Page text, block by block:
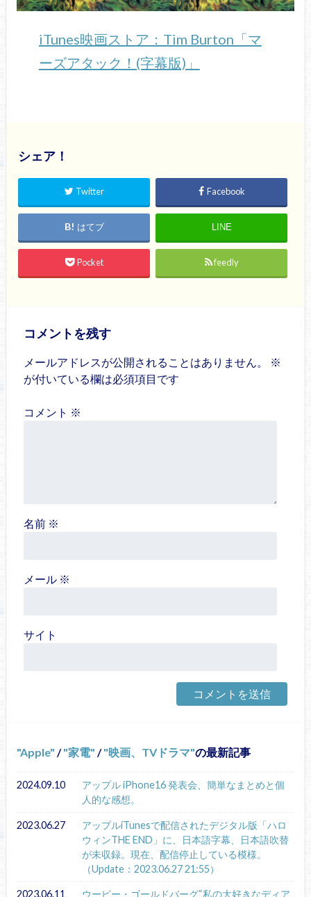
iTunes映画ストア：Tim Burton「マ
ーズアタック！(字幕版)」
シェア！
Twitter Facebook
はてブ LINE
Pocket feedly
コメントを残す
メールアドレスが公開されることはありません。
※
が付いている欄は必須項目です
コメント ※
名前 ※
メール ※
サイト
Apple / 家電 / 映画、TVドラマ の最新記事
2024.09.10
アップル iPhone16 発表会、簡単なまとめと個
人的な感想。
2023.06.27
アップルiTunesで配信されたデジタル版「ハロ
ウィンTHE END」に、日本語字幕、日本語吹替
が未収録。現在、配信停止している模様。
（Update：2023.06.27 21:55）
2023.06.11 ウーピー・ゴールドバーグ“私の大好きなディア